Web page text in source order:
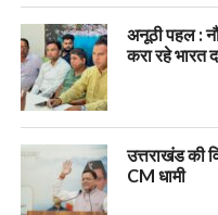
अनूठी पहल : नौ
करा रहे भारत
उत्तराखंड की
CM धामी